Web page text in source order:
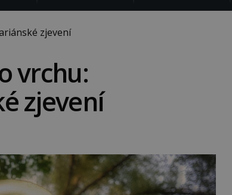
zjevení
vrchu:
zjevení